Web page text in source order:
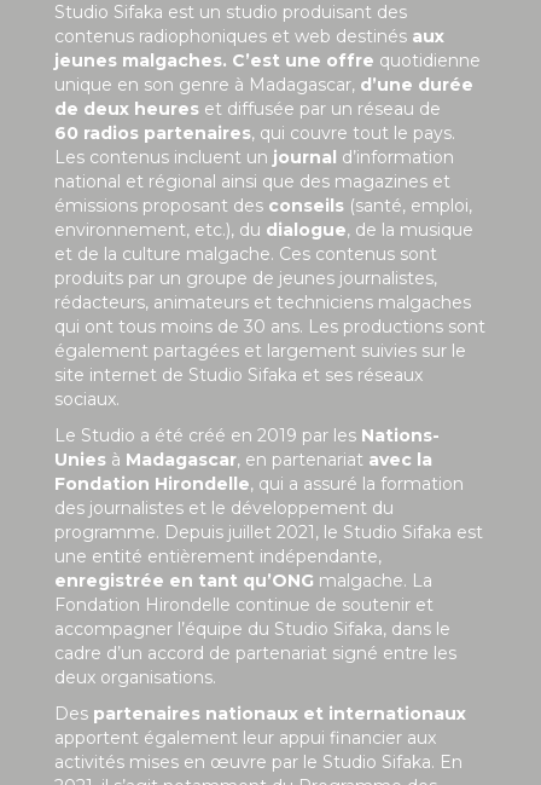
Studio Sifaka est un studio produisant des
contenus radiophoniques et web destinés aux
jeunes malgaches. C’est une offre quotidienne
unique en son genre à Madagascar, d’une durée
de deux heures et diffusée par un réseau de
60 radios partenaires, qui couvre tout le pays.
Les contenus incluent un journal d’information
national et régional ainsi que des magazines et
émissions proposant des conseils (santé, emploi,
environnement, etc.), du dialogue, de la musique
et de la culture malgache. Ces contenus sont
produits par un groupe de jeunes journalistes,
rédacteurs, animateurs et techniciens malgaches
qui ont tous moins de 30 ans. Les productions sont
également partagées et largement suivies sur le
site internet de Studio Sifaka et ses réseaux
sociaux.
Le Studio a été créé en 2019 par les Nations-
Unies à Madagascar, en partenariat avec la
Fondation Hirondelle, qui a assuré la formation
des journalistes et le développement du
programme. Depuis juillet 2021, le Studio Sifaka est
une entité entièrement indépendante,
enregistrée en tant qu’ONG malgache. La
Fondation Hirondelle continue de soutenir et
accompagner l’équipe du Studio Sifaka, dans le
cadre d’un accord de partenariat signé entre les
deux organisations.
Des partenaires nationaux et internationaux
apportent également leur appui financier aux
activités mises en œuvre par le Studio Sifaka. En